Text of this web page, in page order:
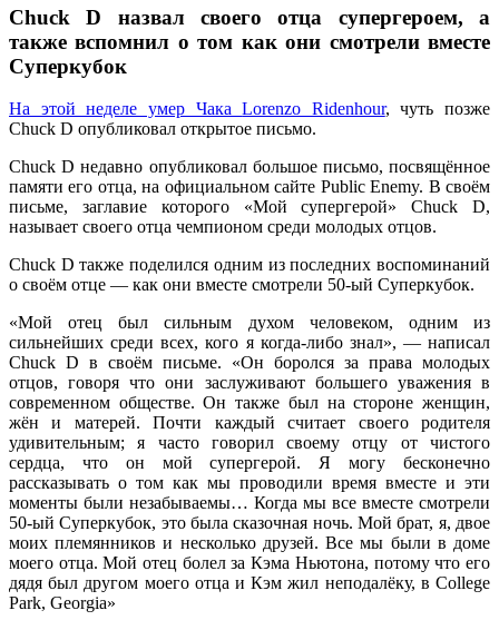
Chuck D назвал своего отца супергероем, а
также вспомнил о том как они смотрели вместе
Суперкубок
На этой неделе умер ЧакаLorenzo Ridenhour, чуть позже
Chuck D опубликовал открытое письмо.
Chuck D недавно опубликовал большое письмо, посвящённое
памяти его отца, на официальном сайте Public Enemy. В своём
письме, заглавие которого «Мой супергерой» Chuck D,
называет своего отца чемпионом среди молодых отцов.
Chuck D также поделился одним из последних воспоминаний
о своём отце — как они вместе смотрели 50-ый Суперкубок.
«Мой отец был сильным духом человеком, одним из
сильнейших среди всех, кого я когда-либо знал», — написал
Chuck D в своём письме. «Он боролся за права молодых
отцов, говоря что они заслуживают большего уважения в
современном обществе. Он также был на стороне женщин,
жён и матерей. Почти каждый считает своего родителя
удивительным; я часто говорил своему отцу от чистого
сердца, что он мой супергерой. Я могу бесконечно
рассказывать о том как мы проводили время вместе и эти
моменты были незабываемы… Когда мы все вместе смотрели
50-ый Суперкубок, это была сказочная ночь. Мой брат, я, двое
моих племянников и несколько друзей. Все мы были в доме
моего отца. Мой отец болел заКэма Ньютона, потому что его
дядя был другом моего отца иКэм жил неподалёку, в College
Park, Georgia»